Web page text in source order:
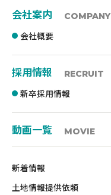
会社案内 COMPANY
会社概要
採用情報 RECRUIT
新卒採用情報
動画一覧 MOVIE
新着情報
土地情報提供依頼